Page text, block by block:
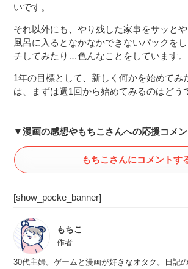
いです。
それ以外にも、やり残した家事をサッと
風呂に入るとなかなかできないパックを
チしてみたり…色んなことをしています。
1年の目標として、新しく何かを始めてみ
は、まずは週1回から始めてみるのはどう
▼漫画の感想やもちこさんへの応援コメン
もちこさんにコメントす
[show_pocke_banner]
もちこ
作者
30代主婦。ゲームと漫画が好きなオタク。日記